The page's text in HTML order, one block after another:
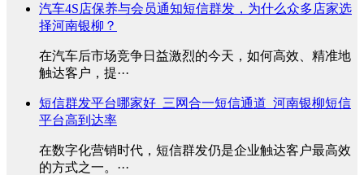
汽车4S店保养与会员通知短信群发，为什么众多店家选
择河南银柳？
在汽车后市场竞争日益激烈的今天，如何高效、精准地
触达客户，提···
短信群发平台哪家好_三网合一短信通道_河南银柳短信
平台高到达率
在数字化营销时代，短信群发仍是企业触达客户最高效
的方式之一。···